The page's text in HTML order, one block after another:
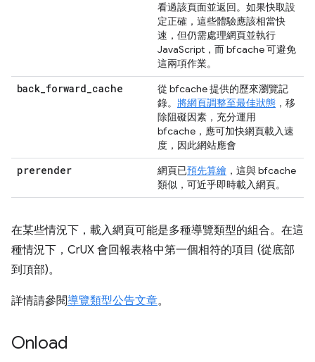
看過該頁面並返回。如果快取設
定正確，這些體驗應該相當快
速，但仍需處理網頁並執行
JavaScript，而 bfcache 可避免
這兩項作業。
back_forward_cache
從 bfcache 提供的歷來瀏覽記
錄。 將網頁調整至最佳狀態 ，移
除阻礙因素，充分運用
bfcache，應可加快網頁載入速
度，因此網站應會
prerender 網頁已預先算繪 ，這與 bfcache
類似，可近乎即時載入網頁。
在某些情況下，載入網頁可能是多種導覽類型的組合。在這
種情況下，CrUX 會回報表格中第一個相符的項目 (從底部
到頂部)。
詳情請參閱導覽類型公告文章。
Onload